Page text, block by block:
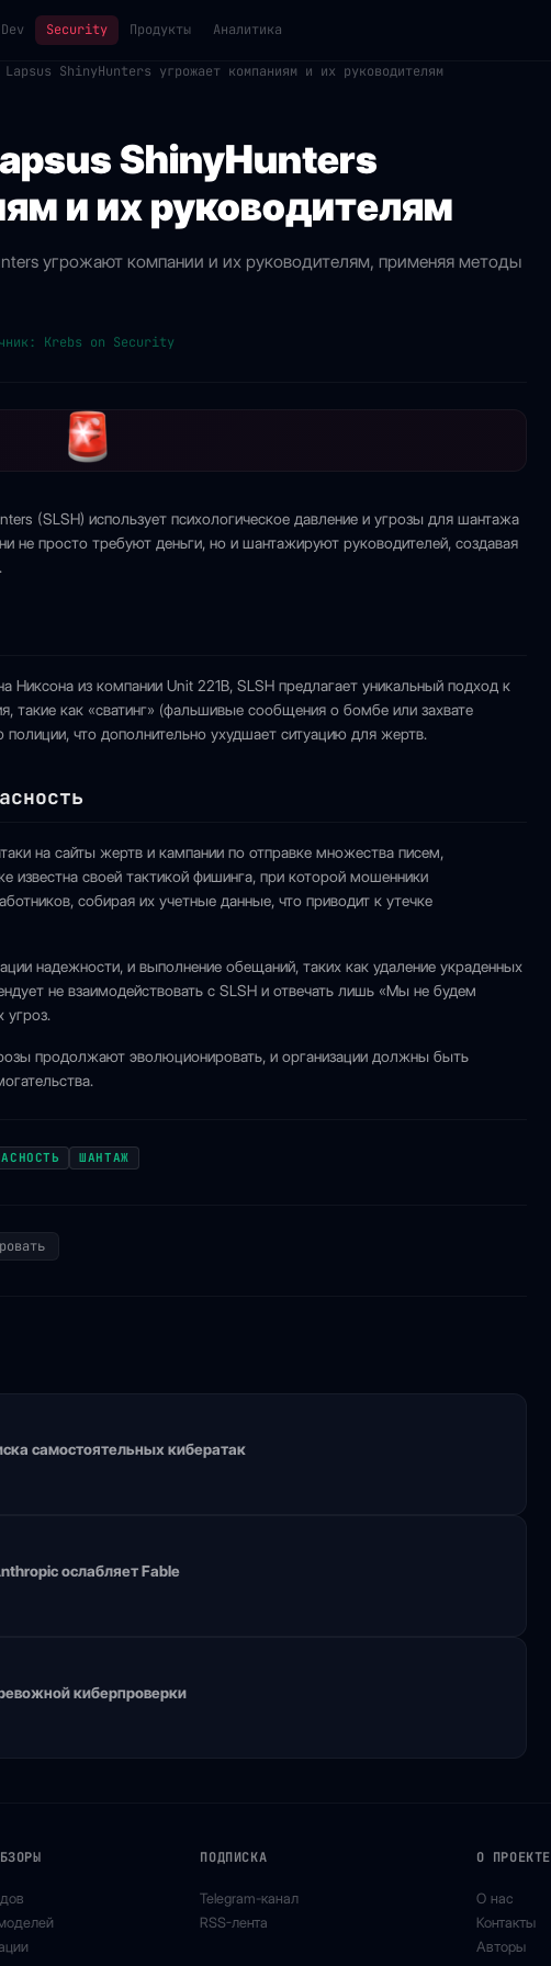
Dev Security Продукты Аналитика
ShinyHunters угрожает компаниям и их руководителям
ShinyHunters
и их руководителям
угрожают компании и их руководителям, применяя методы
Krebs on Security
(SLSH) использует психологическое давление и угрозы для шантажа
не просто требуют деньги, но и шантажируют руководителей, создавая
Никсона из компании Unit 221B, SLSH предлагает уникальный подход к
такие как «сватинг» (фальшивые сообщения о бомбе или захвате
что дополнительно ухудшает ситуацию для жертв.
на сайты жертв и кампании по отправке множества писем,
известна своей тактикой фишинга, при которой мошенники
собирая их учетные данные, что приводит к утечке
надежности, и выполнение обещаний, таких как удаление украденных
не взаимодействовать с SLSH и отвечать лишь «Мы не будем
угроз.
продолжают эволюционировать, и организации должны быть
ШАНТАЖ
самостоятельных кибератак
ослабляет Fable
киберпроверки
ПОДПИСКА
Telegram-канал
RSS-лента
О ПРОЕКТЕ
О нас
Контакты
Авторы